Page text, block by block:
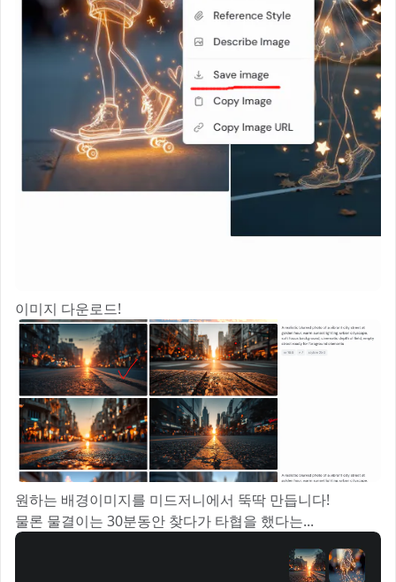
이미지 다운로드!
원하는 배경이미지를 미드저니에서 뚝딱 만듭니다!
물론 물결이는 30분동안 찾다가 타협을 했다는...